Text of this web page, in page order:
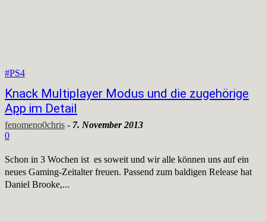
#PS4
Knack Multiplayer Modus und die zugehörige
App im Detail
fenomeno0chris - 7. November 2013
0
Schon in 3 Wochen ist es soweit und wir alle können uns auf ein
neues Gaming-Zeitalter freuen. Passend zum baldigen Release hat
Daniel Brooke,...